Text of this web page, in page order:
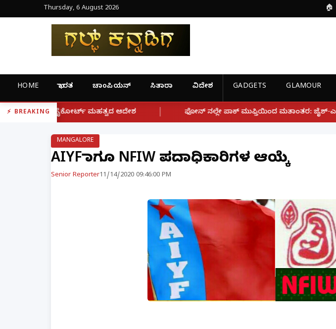
Thursday, 6 August 2026 🏠
HOME ಭಾರತ ಚಾಂಪಿಯನ್ ಸಿತಾರಾ ವಿದೇಶ GADGETS GLAMOUR
BREAKING
ಮಹತ್ವದ ಆದೇಶ | ಫೋನ್ ನಲ್ಲೇ ಪಾಕ್ ಮುಫ್ತಿಯಿಂದ ಮತಾಂತರ: ಜೈಶ್-ಎ-ಮೊಹಮ್ಮದ್ ಉಗ್ರ ಸಂಘಟನೆ
MANGALORE
AIYF ಹಾಗೂ NFIW ಪದಾಧಿಕಾರಿಗಳ ಆಯ್ಕೆ
Senior Reporter11/14/2020 09:46:00 PM